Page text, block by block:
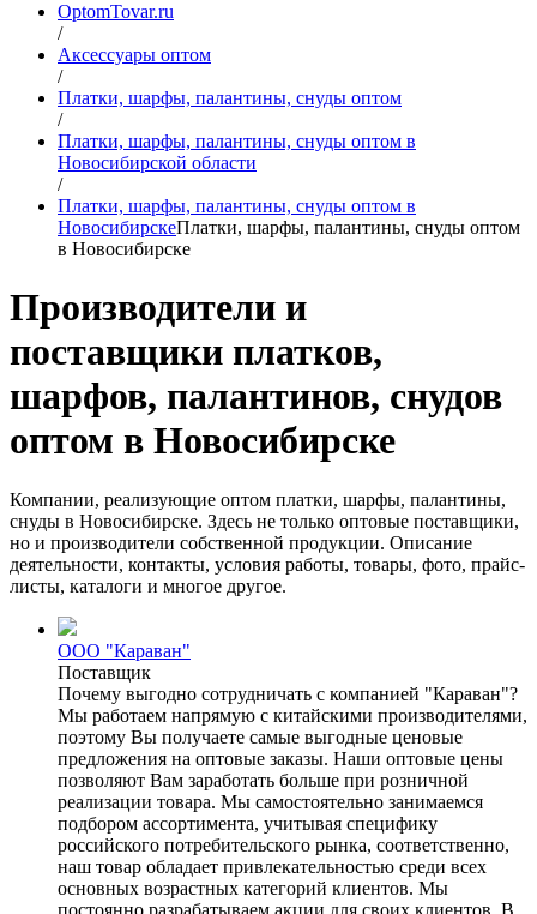
OptomTovar.ru
/
Аксессуары оптом
/
Платки, шарфы, палантины, снуды оптом
/
Платки, шарфы, палантины, снуды оптом в
Новосибирской области
/
Платки, шарфы, палантины, снуды оптом в
НовосибирскеПлатки, шарфы, палантины, снуды оптом
в Новосибирске
Производители и
поставщики платков,
шарфов, палантинов, снудов
оптом в Новосибирске
Компании, реализующие оптом платки, шарфы, палантины,
снуды в Новосибирске. Здесь не только оптовые поставщики,
но и производители собственной продукции. Описание
деятельности, контакты, условия работы, товары, фото, прайс-
листы, каталоги и многое другое.
ООО "Караван"
Поставщик
Почему выгодно сотрудничать с компанией "Караван"?
Мы работаем напрямую с китайскими производителями,
поэтому Вы получаете самые выгодные ценовые
предложения на оптовые заказы. Наши оптовые цены
позволяют Вам заработать больше при розничной
реализации товара. Мы самостоятельно занимаемся
подбором ассортимента, учитывая специфику
российского потребительского рынка, соответственно,
наш товар обладает привлекательностью среди всех
основных возрастных категорий клиентов. Мы
постоянно разрабатываем акции для своих клиентов. В